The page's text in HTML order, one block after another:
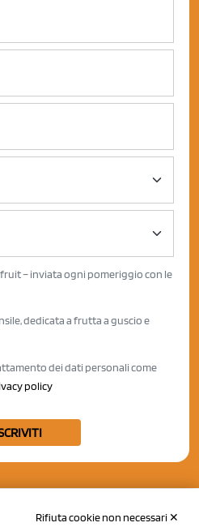
– inviata ogni pomeriggio con le
dedicata a frutta a guscio e
dei dati personali come
policy
Rifiuta cookie non necessari ✕